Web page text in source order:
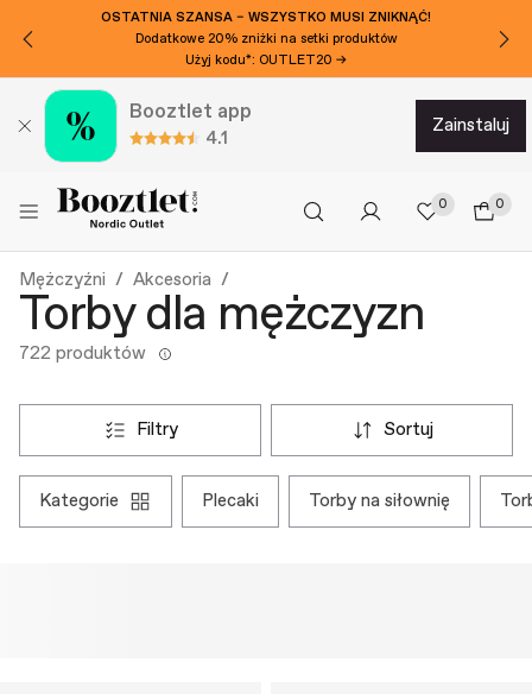
OSTATNIA SZANSA – WSZYSTKO MUSI ZNIKNĄĆ!
Dodatkowe 20% zniżki na setki produktów
Użyj kodu*: OUTLET20 →
Booztlet app
4.1
zainstaluj
0 0
Mężczyźni Akcesoria
Torby dla mężczyzn
722 produktów
filtry sortuj
kategorie plecaki torby na siłownię